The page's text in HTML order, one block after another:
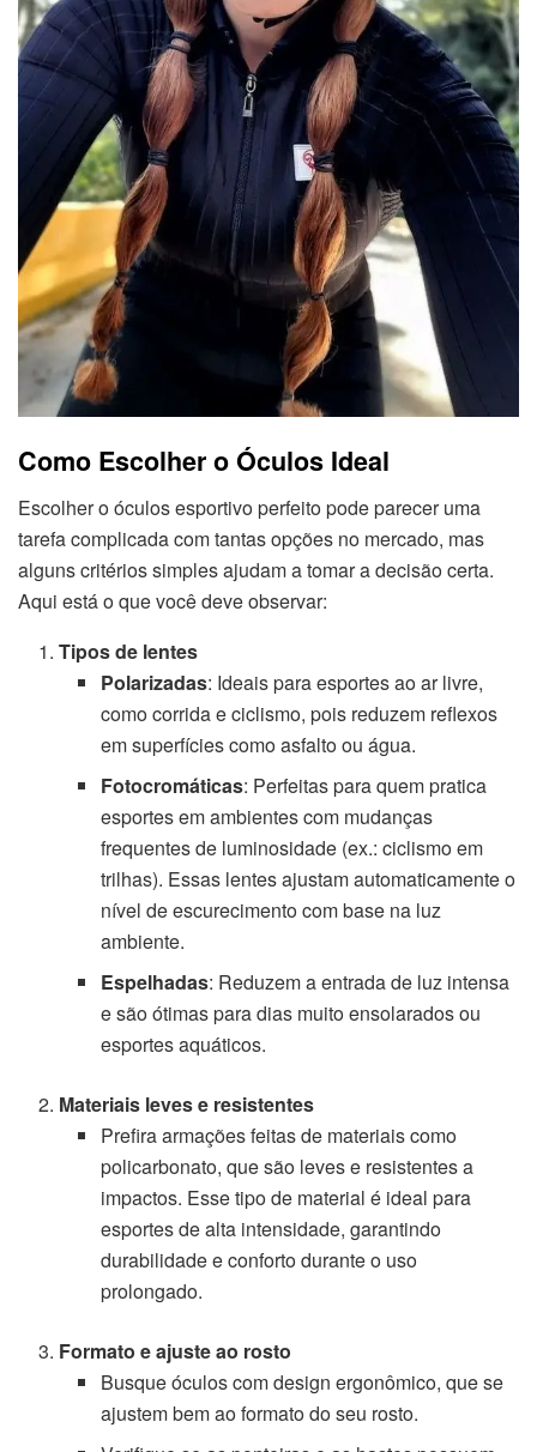
Como Escolher o Óculos Ideal
Escolher o óculos esportivo perfeito pode parecer uma
tarefa complicada com tantas opções no mercado, mas
alguns critérios simples ajudam a tomar a decisão certa.
Aqui está o que você deve observar:
Tipos de lentes
Polarizadas: Ideais para esportes ao ar livre,
como corrida e ciclismo, pois reduzem reflexos
em superfícies como asfalto ou água.
Fotocromáticas: Perfeitas para quem pratica
esportes em ambientes com mudanças
frequentes de luminosidade (ex.: ciclismo em
trilhas). Essas lentes ajustam automaticamente o
nível de escurecimento com base na luz
ambiente.
Espelhadas: Reduzem a entrada de luz intensa
e são ótimas para dias muito ensolarados ou
esportes aquáticos.
Materiais leves e resistentes
Prefira armações feitas de materiais como
policarbonato, que são leves e resistentes a
impactos. Esse tipo de material é ideal para
esportes de alta intensidade, garantindo
durabilidade e conforto durante o uso
prolongado.
Formato e ajuste ao rosto
Busque óculos com design ergonômico, que se
ajustem bem ao formato do seu rosto.